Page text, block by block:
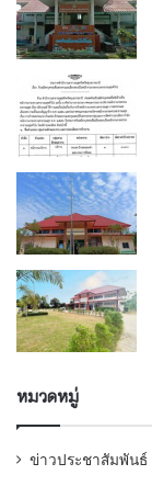
หมวดหมู่
ข่าวประชาสัมพันธ์